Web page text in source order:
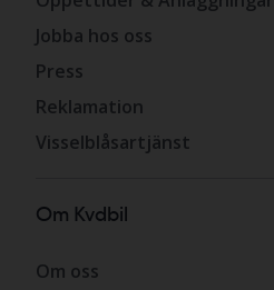
Jobba hos oss
Press
Reklamation
Visselblåsartjänst
Om Kvdbil
Om oss